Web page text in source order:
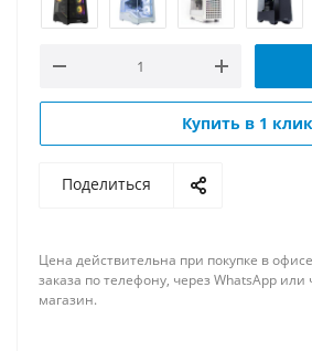
Купить в 1 клик
Поделиться
Цена действительна при покупке в
заказа по телефону, через WhatsApp или
магазин.